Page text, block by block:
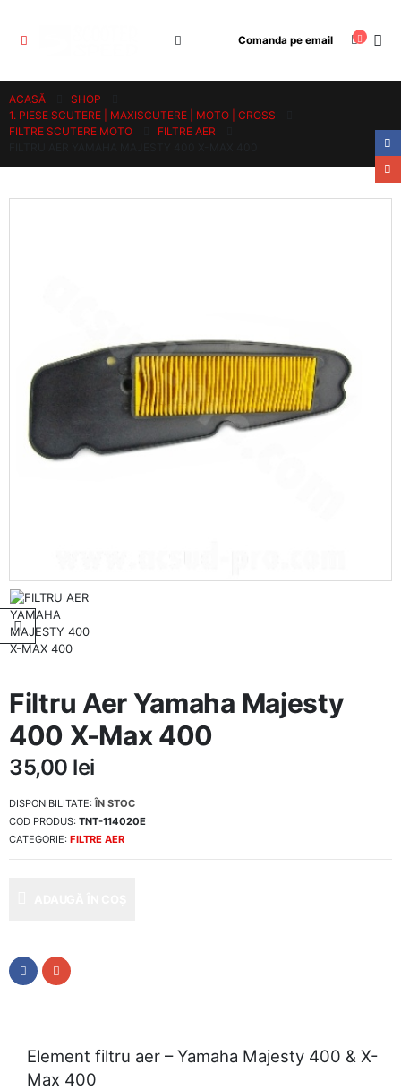
Comanda pe email
ACASĂ
SHOP
1. PIESE SCUTERE | MAXISCUTERE | MOTO | CROSS
FILTRE SCUTERE MOTO
FILTRE AER
Filtru Aer Yamaha Majesty
400 X-Max 400
35,00 lei
DISPONIBILITATE: ÎN STOC
COD PRODUS: TNT-114020E
CATEGORIE: FILTRE AER
Element filtru aer – Yamaha Majesty 400 & X-
Max 400